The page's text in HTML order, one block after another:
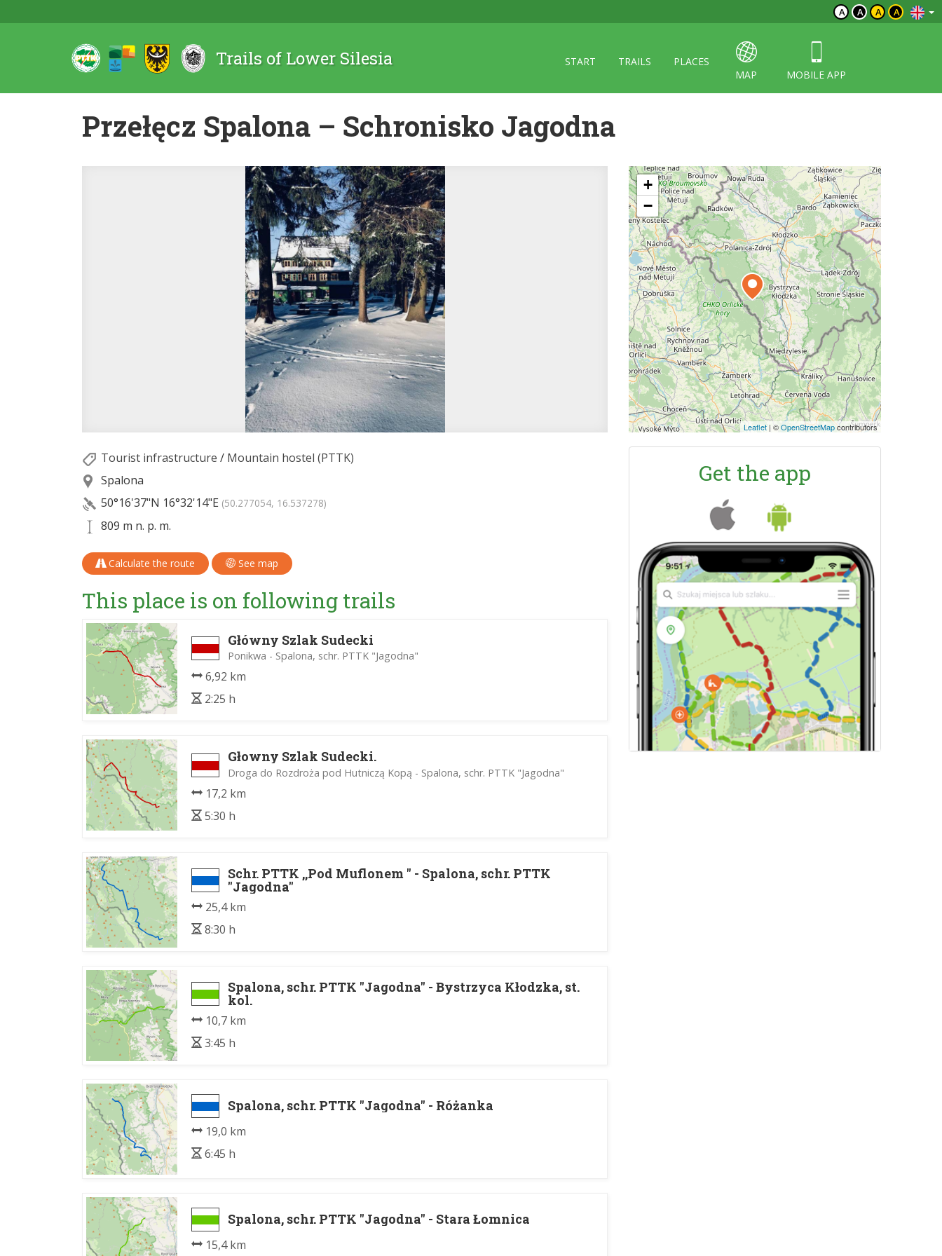
A A A A
Trails of Lower Silesia START TRAILS
PLACES
MAP
MOBILE APP
Przełęcz Spalona – Schronisko Jagodna
Tourist infrastructure / Mountain hostel (PTTK)
Spalona
50°16'37"N 16°32'14"E (50.277054, 16.537278)
809 m n. p. m.
Calculate the route See map
This place is on following trails
Główny Szlak Sudecki
Ponikwa - Spalona, schr. PTTK "Jagodna"
6,92 km
2:25 h
Głowny Szlak Sudecki.
Droga do Rozdroża pod Hutniczą Kopą - Spalona, schr. PTTK "Jagodna"
17,2 km
5:30 h
Schr. PTTK ,,Pod Muflonem " - Spalona, schr. PTTK
"Jagodna"
25,4 km
8:30 h
Spalona, schr. PTTK "Jagodna" - Bystrzyca Kłodzka, st.
kol.
10,7 km
3:45 h
Spalona, schr. PTTK "Jagodna" - Różanka
19,0 km
6:45 h
Spalona, schr. PTTK "Jagodna" - Stara Łomnica
15,4 km
+
−
Leaflet | ©OpenStreetMapcontributors
Get the app